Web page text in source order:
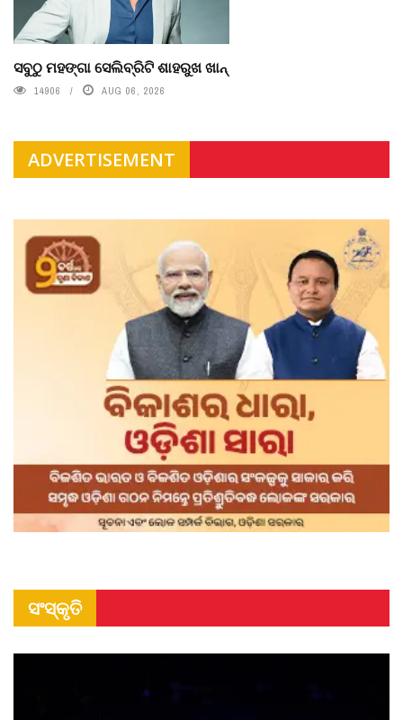
ସବୁଠୁ ମହଙ୍ଗା ସେଲିବ୍ରିଟି ଶାହରୁଖ ଖାନ୍
14906 AUG 06, 2026
ADVERTISEMENT
ସଂସ୍କୃତି